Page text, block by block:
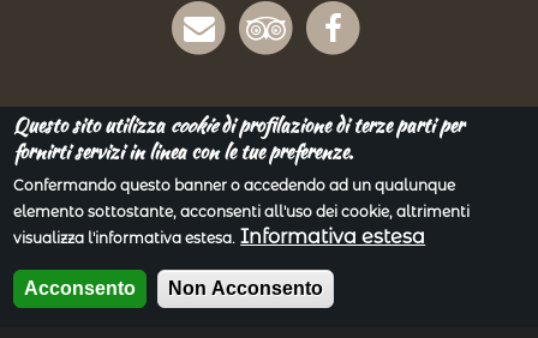
Privacy| Copyright © 2018. All Rights Reserved.
Powered byGruppo Siges Srl
Rendicontazione Contributi Pubblici Percepiti
Questo sito utilizza cookiedi profilazione di terze parti per
fornirti servizi in linea con le tue preferenze.
Confermando questo banner o accedendo ad un qualunque
elemento sottostante, acconsenti all'uso dei cookie, altrimenti
visualizza l'informativa estesa. Informativa estesa
Acconsento Non Acconsento